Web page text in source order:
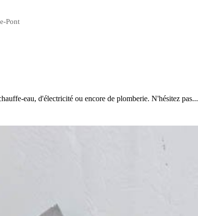
Pont
eau, d'électricité ou encore de plomberie. N'hésitez pas...